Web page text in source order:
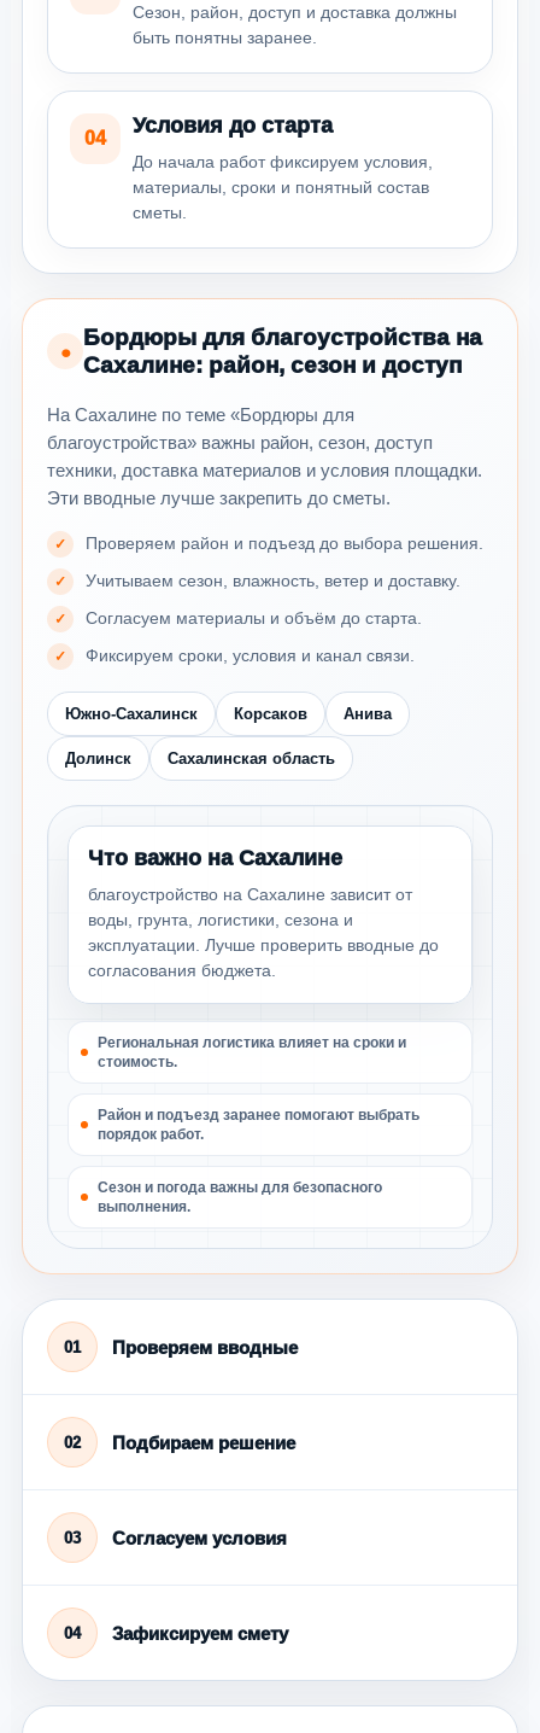
Сезон, район, доступ и доставка должны
быть понятны заранее.
04
Условия до старта
До начала работ фиксируем условия,
материалы, сроки и понятный состав
сметы.
●
Бордюры для благоустройства на
Сахалине: район, сезон и доступ
На Сахалине по теме «Бордюры для
благоустройства» важны район, сезон, доступ
техники, доставка материалов и условия площадки.
Эти вводные лучше закрепить до сметы.
Проверяем район и подъезд до выбора решения.
Учитываем сезон, влажность, ветер и доставку.
Согласуем материалы и объём до старта.
Фиксируем сроки, условия и канал связи.
Южно-Сахалинск Корсаков Анива
Долинск Сахалинская область
Что важно на Сахалине
благоустройство на Сахалине зависит от
воды, грунта, логистики, сезона и
эксплуатации. Лучше проверить вводные до
согласования бюджета.
Региональная логистика влияет на сроки и
стоимость.
Район и подъезд заранее помогают выбрать
порядок работ.
Сезон и погода важны для безопасного
выполнения.
01 Проверяем вводные
02 Подбираем решение
03 Согласуем условия
04 Зафиксируем смету